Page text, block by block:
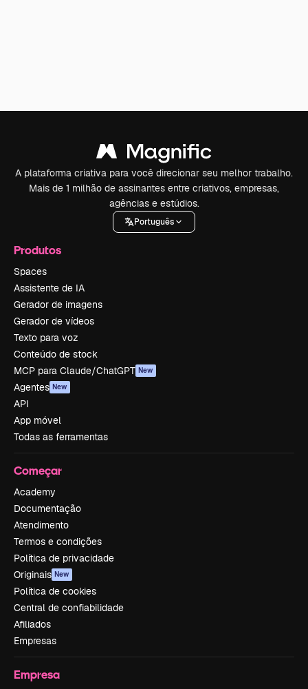
A plataforma criativa para você direcionar seu melhor trabalho.
Mais de 1 milhão de assinantes entre criativos, empresas,
agências e estúdios.
Português
Produtos
Spaces
Assistente de IA
Gerador de imagens
Gerador de vídeos
Texto para voz
Conteúdo de stock
MCP para Claude/ChatGPT New
Agentes New
API
App móvel
Todas as ferramentas
Começar
Academy
Documentação
Atendimento
Termos e condições
Política de privacidade
Originais New
Política de cookies
Central de confiabilidade
Afiliados
Empresas
Empresa